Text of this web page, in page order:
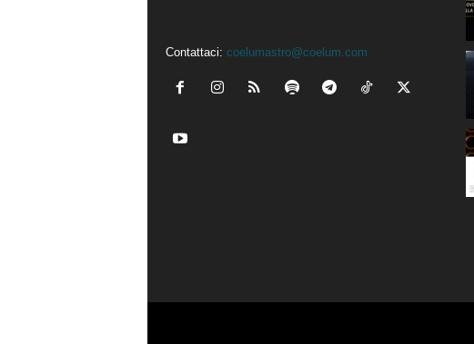
Contattaci: coelumastro@coelum.com